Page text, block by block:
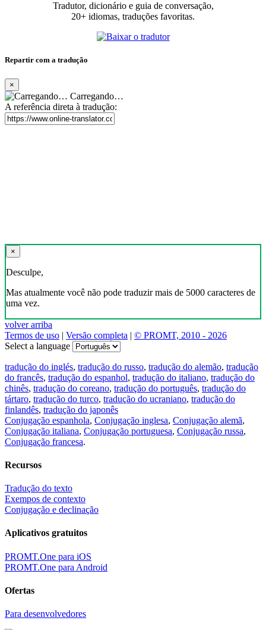
Tradutor, dicionário e guia de conversação,
20+ idiomas, traduções favoritas.
Repartir com a tradução
×
Carregando…
A referência direta à tradução:
×
Desculpe,
Mas atualmente você não pode traduzir mais de 5000 caracteres de
uma vez.
volver arriba
Termos de uso | Versão completa | © PROMT, 2010 - 2026
Select a language
tradução do inglés, tradução do russo, tradução do alemão, tradução
do francês, tradução do espanhol, tradução do italiano, tradução do
chinês, tradução do coreano, tradução do português, tradução do
tártaro, tradução do turco, tradução do ucraniano, tradução do
finlandês, tradução do japonês
Conjugação espanhola, Conjugação inglesa, Conjugação alemã,
Conjugação italiana, Conjugação portuguesa, Conjugação russa,
Conjugação francesa.
Recursos
Tradução do texto
Exempos de contexto
Conjugação e declinação
Aplicativos gratuitos
PROMT.One para iOS
PROMT.One para Android
Ofertas
Para desenvolvedores